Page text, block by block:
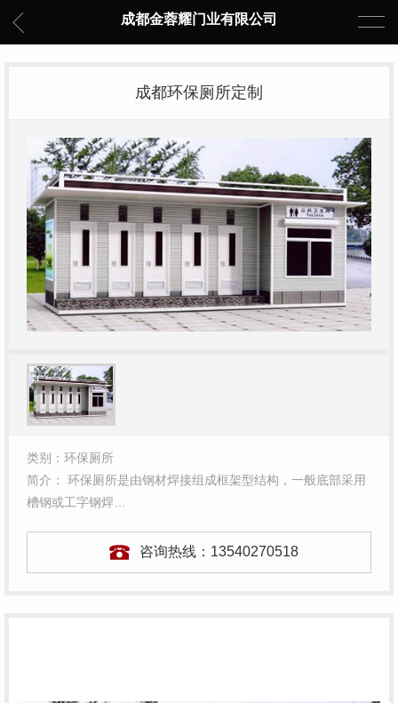
成都金蓉耀门业有限公司
成都环保厕所定制
类别：环保厕所
简介： 环保厕所是由钢材焊接组成框架型结构，一般底部采用
槽钢或工字钢焊…
咨询热线： 13540270518